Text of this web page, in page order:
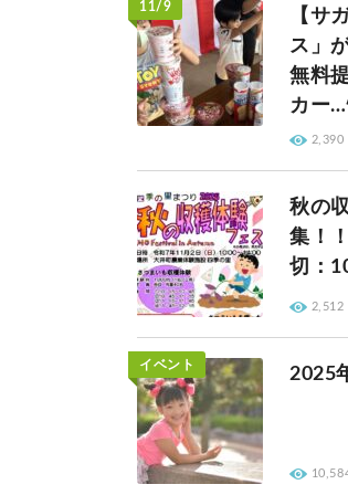
11/9
【サ
ス」
無料
カー
2,390
秋の
集！
切：
2,512
イベント
2025